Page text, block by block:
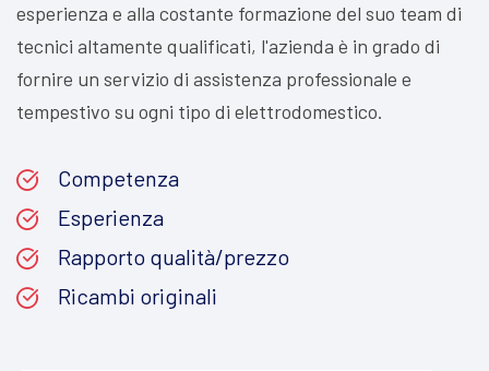
esperienza e alla costante formazione del suo team di
tecnici altamente qualificati, l'azienda è in grado di
fornire un servizio di assistenza professionale e
tempestivo su ogni tipo di elettrodomestico.
Competenza
Esperienza
Rapporto qualità/prezzo
Ricambi originali